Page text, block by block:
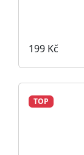
199 Kč
TOP